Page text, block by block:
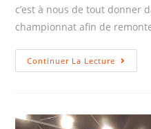
c’est à nous de tout donner
championnat afin de
Continuer La Lecture